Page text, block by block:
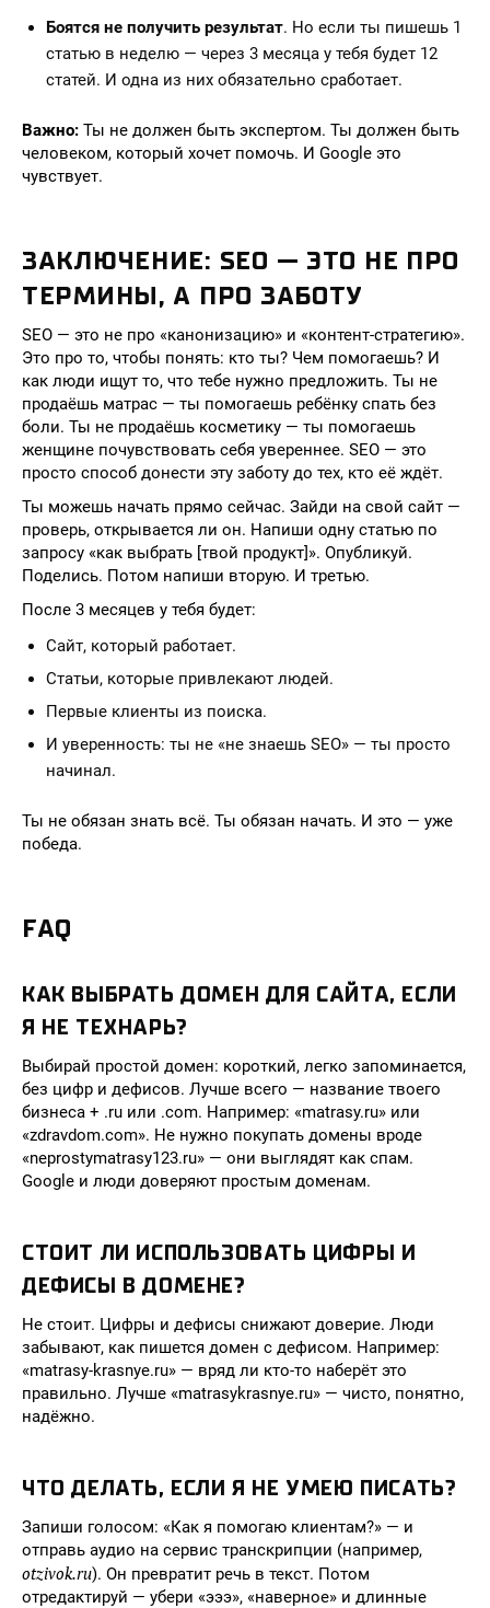
Боятся не получить результат. Но если ты пишешь 1
статью в неделю — через 3 месяца у тебя будет 12
статей. И одна из них обязательно сработает.
Важно: Ты не должен быть экспертом. Ты должен быть
человеком, который хочет помочь. И Google это
чувствует.
ЗАКЛЮЧЕНИЕ: SEO — ЭТО НЕ ПРО
ТЕРМИНЫ, А ПРО ЗАБОТУ
SEO — это не про «канонизацию» и «контент-стратегию».
Это про то, чтобы понять: кто ты? Чем помогаешь? И
как люди ищут то, что тебе нужно предложить. Ты не
продаёшь матрас — ты помогаешь ребёнку спать без
боли. Ты не продаёшь косметику — ты помогаешь
женщине почувствовать себя увереннее. SEO — это
просто способ донести эту заботу до тех, кто её ждёт.
Ты можешь начать прямо сейчас. Зайди на свой сайт —
проверь, открывается ли он. Напиши одну статью по
запросу «как выбрать [твой продукт]». Опубликуй.
Поделись. Потом напиши вторую. И третью.
После 3 месяцев у тебя будет:
Сайт, который работает.
Статьи, которые привлекают людей.
Первые клиенты из поиска.
И уверенность: ты не «не знаешь SEO» — ты просто
начинал.
Ты не обязан знать всё. Ты обязан начать. И это — уже
победа.
FAQ
КАК ВЫБРАТЬ ДОМЕН ДЛЯ САЙТА, ЕСЛИ
Я НЕ ТЕХНАРЬ?
Выбирай простой домен: короткий, легко запоминается,
без цифр и дефисов. Лучше всего — название твоего
бизнеса + .ru или .com. Например: «matrasy.ru» или
«zdravdom.com». Не нужно покупать домены вроде
«neprostymatrasy123.ru» — они выглядят как спам.
Google и люди доверяют простым доменам.
СТОИТ ЛИ ИСПОЛЬЗОВАТЬ ЦИФРЫ И
ДЕФИСЫ В ДОМЕНЕ?
Не стоит. Цифры и дефисы снижают доверие. Люди
забывают, как пишется домен с дефисом. Например:
«matrasy-krasnye.ru» — вряд ли кто-то наберёт это
правильно. Лучше «matrasykrasnye.ru» — чисто, понятно,
надёжно.
ЧТО ДЕЛАТЬ, ЕСЛИ Я НЕ УМЕЮ ПИСАТЬ?
Запиши голосом: «Как я помогаю клиентам?» — и
отправь аудио на сервис транскрипции (например,
otzivok.ru). Он превратит речь в текст. Потом
отредактируй — убери «эээ», «наверное» и длинные